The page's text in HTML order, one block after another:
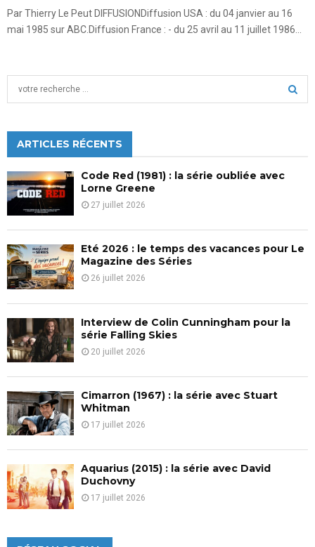
Par Thierry Le Peut DIFFUSIONDiffusion USA : du 04 janvier au 16
mai 1985 sur ABC.Diffusion France : - du 25 avril au 11 juillet 1986...
h
f
o
r
:
C
ARTICLES RÉCENTS
Code Red (1981) : la série oubliée avec
Lorne Greene
27 juillet 2026
Eté 2026 : le temps des vacances pour Le
Magazine des Séries
26 juillet 2026
Interview de Colin Cunningham pour la
série Falling Skies
20 juillet 2026
Cimarron (1967) : la série avec Stuart
Whitman
17 juillet 2026
Aquarius (2015) : la série avec David
Duchovny
17 juillet 2026